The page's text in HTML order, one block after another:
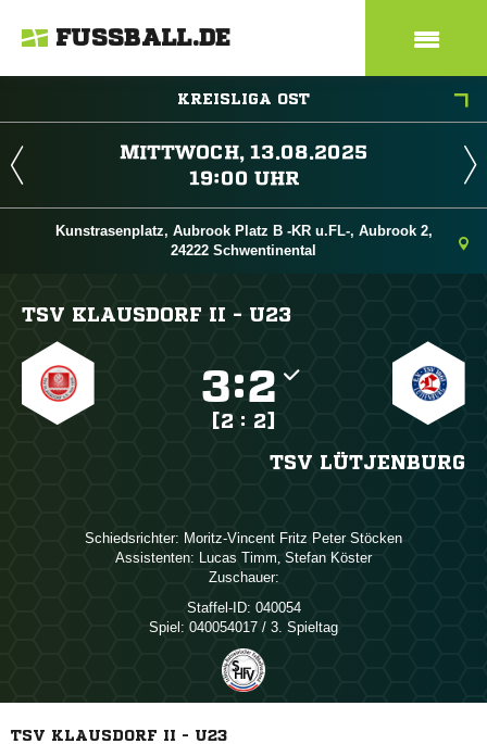
FUSSBALL.DE
KREISLIGA OST
 
 
Kunstrasenplatz, Aubrook Platz B -KR u.FL-, Aubrook 2,
24222 Schwentinental
TSV KLAUSDORF II - U23
:
[2 : 2]
TSV LÜTJENBURG
Schiedsrichter:    
Assistenten:  ,  
Zuschauer:
Staffel-ID: 040054
Spiel: 040054017 / 3. Spieltag
TSV KLAUSDORF II - U23